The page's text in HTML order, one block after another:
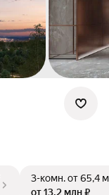
3-комн.от 65,4
от 13,2 млн ₽